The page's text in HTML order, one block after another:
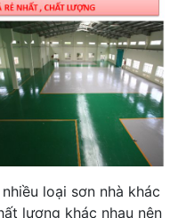
loại sơn nhà khác
lượng khác nhau nên